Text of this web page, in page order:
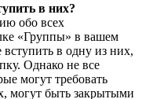
в них?
обо всех
«Группы» в вашем
в одну из них,
Однако не все
могут требовать
могут быть закрытыми